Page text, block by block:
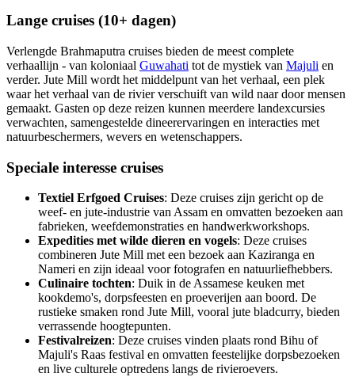
Lange cruises (10+ dagen)
Verlengde Brahmaputra cruises bieden de meest complete
verhaallijn - van koloniaal Guwahati tot de mystiek van Majuli en
verder. Jute Mill wordt het middelpunt van het verhaal, een plek
waar het verhaal van de rivier verschuift van wild naar door mensen
gemaakt. Gasten op deze reizen kunnen meerdere landexcursies
verwachten, samengestelde dineerervaringen en interacties met
natuurbeschermers, wevers en wetenschappers.
Speciale interesse cruises
Textiel Erfgoed Cruises: Deze cruises zijn gericht op de
weef- en jute-industrie van Assam en omvatten bezoeken aan
fabrieken, weefdemonstraties en handwerkworkshops.
Expedities met wilde dieren en vogels: Deze cruises
combineren Jute Mill met een bezoek aan Kaziranga en
Nameri en zijn ideaal voor fotografen en natuurliefhebbers.
Culinaire tochten: Duik in de Assamese keuken met
kookdemo's, dorpsfeesten en proeverijen aan boord. De
rustieke smaken rond Jute Mill, vooral jute bladcurry, bieden
verrassende hoogtepunten.
Festivalreizen: Deze cruises vinden plaats rond Bihu of
Majuli's Raas festival en omvatten feestelijke dorpsbezoeken
en live culturele optredens langs de rivieroevers.